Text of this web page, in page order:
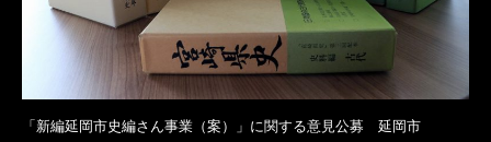
「新編延岡市史編さん事業（案）」に関する意見公募 延岡市